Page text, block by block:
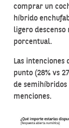
comprar un
híbrido
ligero
porcentual.
Las intenciones
punto (28% vs
de semihíbridos
menciones.